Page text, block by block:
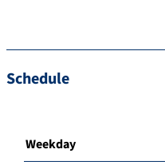
Schedule
Weekday